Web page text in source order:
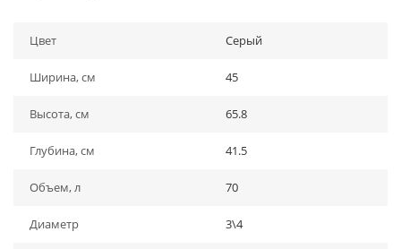
Цвет Серый
Ширина, см 45
Высота, см 65.8
Глубина, см 41.5
Объем, л 70
Диаметр 3\4